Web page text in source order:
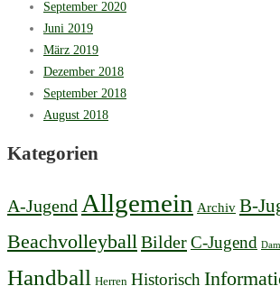
September 2020
Juni 2019
März 2019
Dezember 2018
September 2018
August 2018
Kategorien
A-Jugend Allgemein Archiv B-
BeachvolleyballBilderC-Jugend
Handball Herren Historisch